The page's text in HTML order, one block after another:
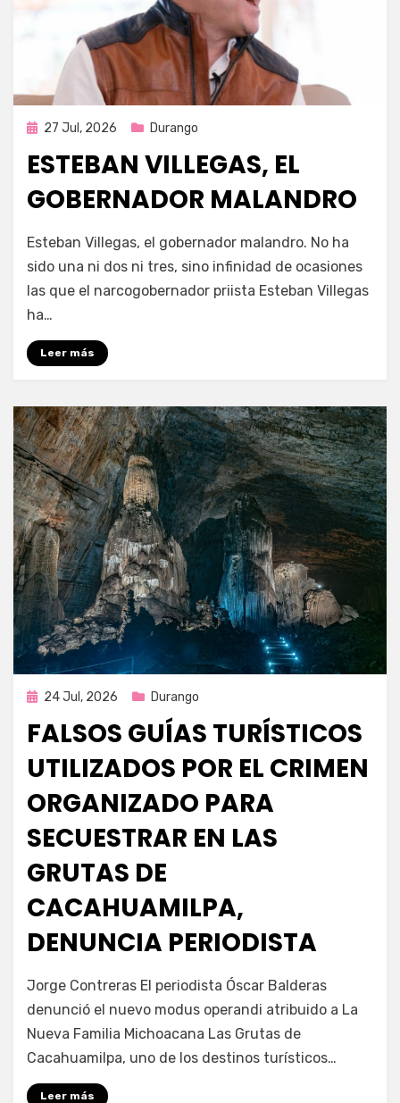
Publicada
27 Jul, 2026 Durango
ESTEBAN VILLEGAS, EL
GOBERNADOR MALANDRO
por Fernando Miranda Servín
Esteban Villegas, el gobernador malandro. No ha
sido una ni dos ni tres, sino infinidad de ocasiones
las que el narcogobernador priista Esteban Villegas
ha…
Leer más
Publicada
24 Jul, 2026 Durango
FALSOS GUÍAS TURÍSTICOS
UTILIZADOS POR EL CRIMEN
ORGANIZADO PARA
SECUESTRAR EN LAS
GRUTAS DE
CACAHUAMILPA,
DENUNCIA PERIODISTA
Fernando Miranda Servín
Jorge Contreras El periodista Óscar Balderas
denunció el nuevo modus operandi atribuido a La
Nueva Familia Michoacana Las Grutas de
Cacahuamilpa, uno de los destinos turísticos…
Leer más